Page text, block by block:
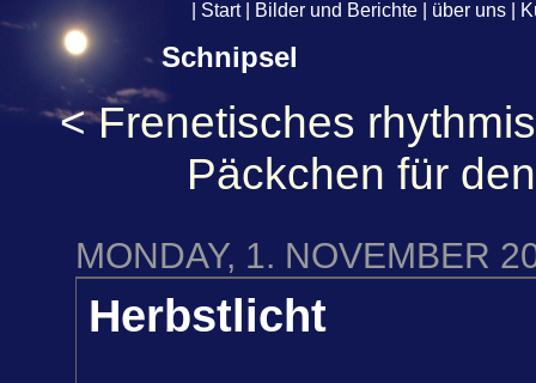
Start| Bilder und Berichte über uns
Schnipsel
< Frenetisches
Päckchen für
MONDAY, 1. NOVEMBER
Herbstlicht